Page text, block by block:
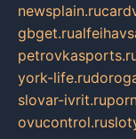
newsplain.ru
gbget.ru
york-life.ru
slovar-ivrit.ru
ovucontrol.ru